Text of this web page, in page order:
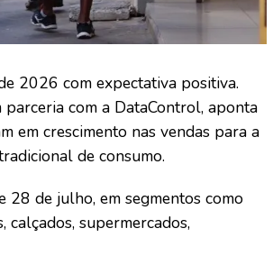
2026 com expectativa positiva.
parceria com a DataControl, aponta
em crescimento nas vendas para a
de consumo.
de julho, em segmentos como
calçados, supermercados,